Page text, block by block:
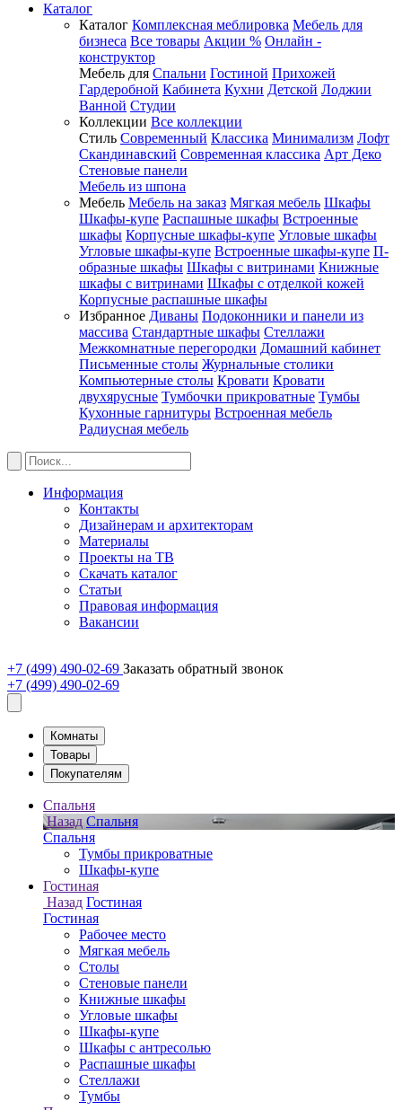
Каталог
Каталог Комплексная меблировка Мебель для
бизнеса Все товары Акции % Онлайн -
конструктор
Мебель для Спальни Гостиной Прихожей
Гардеробной Кабинета Кухни Детской Лоджии
Ванной Студии
Коллекции Все коллекции
Стиль Современный Классика Минимализм Лофт
Скандинавский Современная классика Арт Деко
Стеновые панели
Мебель из шпона
Мебель Мебель на заказ Мягкая мебель Шкафы
Шкафы-купе Распашные шкафы Встроенные
шкафы Корпусные шкафы-купе Угловые шкафы
Угловые шкафы-купе Встроенные шкафы-купе П-
образные шкафы Шкафы с витринами Книжные
шкафы с витринами Шкафы c отделкой кожей
Корпусные распашные шкафы
Избранное Диваны Подоконники и панели из
массива Стандартные шкафы Стеллажи
Межкомнатные перегородки Домашний кабинет
Письменные столы Журнальные столики
Компьютерные столы Кровати Кровати
двухярусные Тумбочки прикроватные Тумбы
Кухонные гарнитуры Встроенная мебель
Радиусная мебель
Информация
Контакты
Дизайнерам и архитекторам
Материалы
Проекты на ТВ
Скачать каталог
Статьи
Правовая информация
Вакансии
+7 (499) 490-02-69 Заказать обратный звонок
+7 (499) 490-02-69